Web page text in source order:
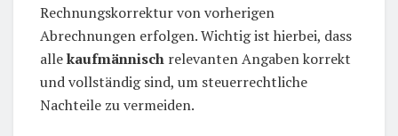
Rechnungskorrektur von vorherigen
Abrechnungen erfolgen. Wichtig ist hierbei, dass
allekaufmännisch relevanten Angaben korrekt
und vollständig sind, um steuerrechtliche
Nachteile zu vermeiden.